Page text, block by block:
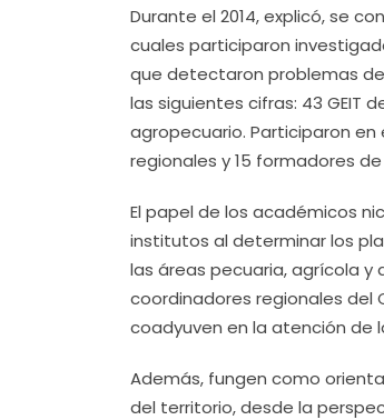
Durante el 2014, explicó, se
cuales participaron
que detectaron problemas
las siguientes cifras: 43 GEIT
agropecuario. Participaron en
regionales y 15 formadores
El papel de los académicos
institutos al determinar los
las áreas pecuaria, agrícola
coordinadores regionales del
coadyuven en la atención de
Además, fungen como
del territorio, desde la